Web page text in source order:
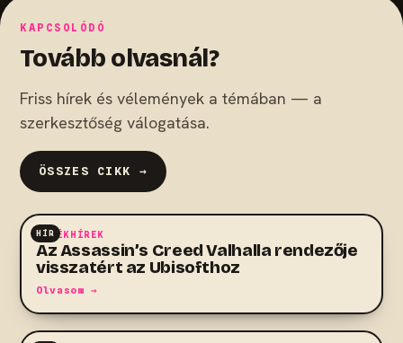
KAPCSOLÓDÓ
Tovább olvasnál?
Friss hírek és vélemények a témában — a
szerkesztőség válogatása.
ÖSSZES CIKK →
HÍR
JÁTÉKHÍREK
Az Assassin’s Creed Valhalla rendezője
visszatért az Ubisofthoz
Olvasom →